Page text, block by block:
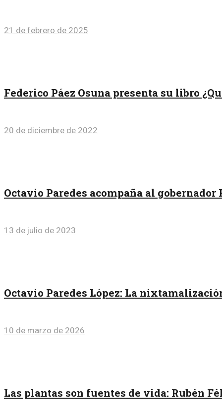
21 de febrero de 2025
Federico Páez Osuna presenta su libro
20 de diciembre de 2022
Octavio Paredes acompaña al
13 de julio de 2023
Octavio Paredes López: La
10 de marzo de 2026
Las plantas son fuentes de vida: Rubén